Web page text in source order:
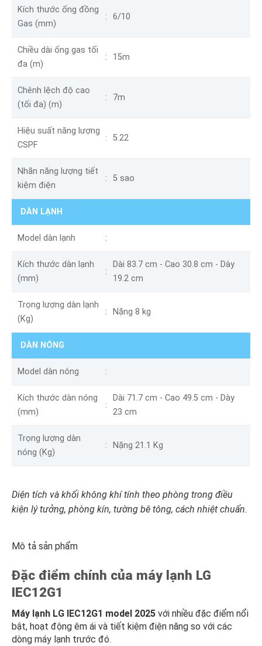
Kích thước ống đồng
Gas (mm)
6/10
Chiều dài ống gas tối
đa (m)
15m
Chênh lệch độ cao
(tối đa) (m)
7m
Hiệu suất năng lượng
CSPF
5.22
Nhãn năng lượng tiết
kiệm điện
5 sao
DÀN LẠNH
Model dàn lạnh
Kích thước dàn lạnh
(mm)
Dài 83.7 cm - Cao 30.8 cm - Dày
19.2 cm
Trọng lượng dàn lạnh
(Kg)
Nặng 8 kg
DÀN NÓNG
Model dàn nóng
Kích thước dàn nóng
(mm)
Dài 71.7 cm - Cao 49.5 cm - Dày
23 cm
Trọng lượng dàn
nóng (Kg)
Nặng 21.1 Kg
Diện tích và khối không khí tính theo phòng trong điều
kiện lý tưởng, phòng kín, tường bê tông, cách nhiệt chuẩn.
Mô tả sản phẩm
Đặc điểm chính của máy lạnh LG
IEC12G1
Máy lạnh LG IEC12G1 model 2025 với nhiều đặc điểm nổi
bật, hoạt động êm ái và tiết kiệm điện năng so với các
dòng máy lạnh trước đó.